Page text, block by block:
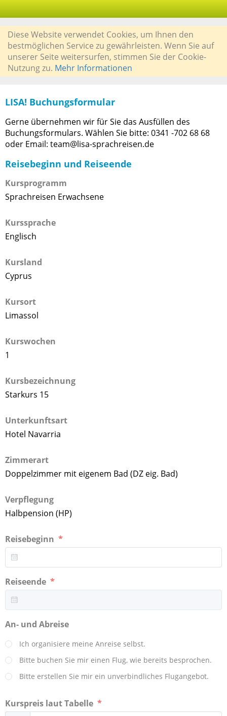
Diese Website verwendet Cookies, um Ihnen den
bestmöglichen Service zu gewährleisten. Wenn Sie auf
unserer Seite weitersurfen, stimmen Sie der Cookie-
Nutzung zu. Mehr Informationen
LISA! Buchungsformular
Gerne übernehmen wir für Sie das Ausfüllen des
Buchungsformulars. Wählen Sie bitte: 0341 -702 68 68
oder Email: team@lisa-sprachreisen.de
Reisebeginn und Reiseende
Kursprogramm
Sprachreisen Erwachsene
Kurssprache
Englisch
Kursland
Cyprus
Kursort
Limassol
Kurswochen
1
Kursbezeichnung
Starkurs 15
Unterkunftsart
Hotel Navarria
Zimmerart
Doppelzimmer mit eigenem Bad (DZ eig. Bad)
Verpflegung
Halbpension (HP)
Reisebeginn
Reiseende
An- und Abreise
Ich organisiere meine Anreise selbst.
Bitte buchen Sie mir einen Flug, wie bereits besprochen.
Bitte erstellen Sie mir ein unverbindliches Flugangebot.
Kurspreis laut Tabelle